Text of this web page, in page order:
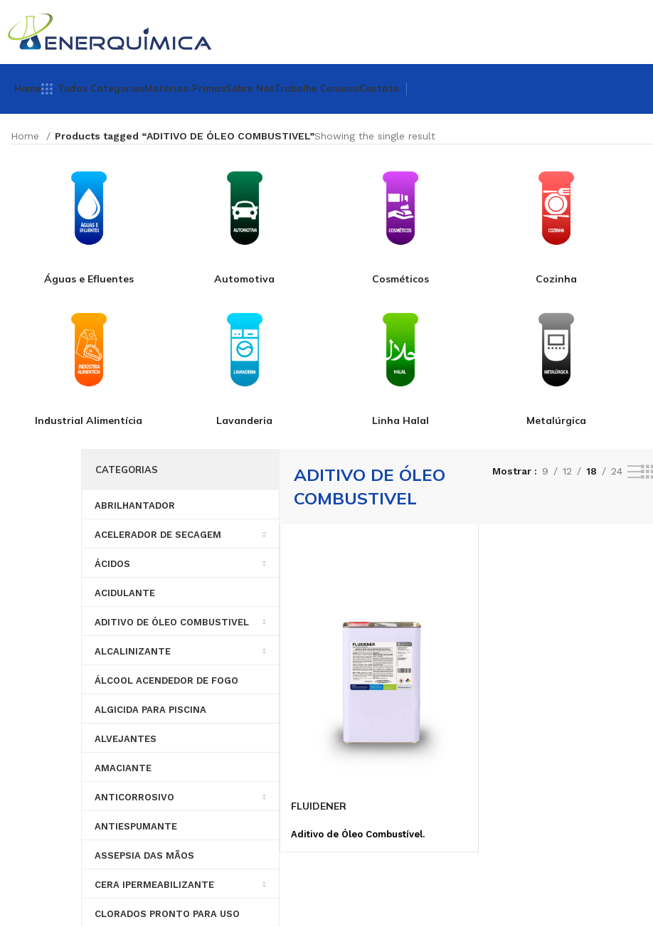
Home Todas Categorias
ANTIESPUMANTE LIQUIDO PÓ
RESFRIAMENTO
ANTICORROSIVO E
DISPERSANTE
CONTROLE DE PH
Matérias-PrimasSobre NósTrabalhe ConoscoContato
Home Products tagged “ADITIVO DE ÓLEO COMBUSTIVEL”Showing the single result
Águas e Efluentes Automotiva Cosméticos Cozinha
Industrial Alimentícia Lavanderia Linha Halal Metalúrgica
CATEGORIAS
ABRILHANTADOR
ACELERADOR DE SECAGEM
ÁCIDOS
ACIDULANTE
ADITIVO DE ÓLEO COMBUSTIVEL
ALCALINIZANTE
ÁLCOOL ACENDEDOR DE FOGO
ALGICIDA PARA PISCINA
ALVEJANTES
AMACIANTE
ANTICORROSIVO
ANTIESPUMANTE
ASSEPSIA DAS MÃOS
CERA IPERMEABILIZANTE
CLORADOS PRONTO PARA USO
ADITIVO DE ÓLEO
COMBUSTIVEL
Mostrar 9 12 18 24
FLUIDENER
Aditivo de Óleo Combustível.